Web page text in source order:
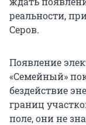
реальности,
Серов.
Появление
«Семейный»
бездействие
границ
поле, они не